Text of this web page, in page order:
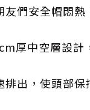
們安全帽悶熱
厚中空層設計
出，使頭部保